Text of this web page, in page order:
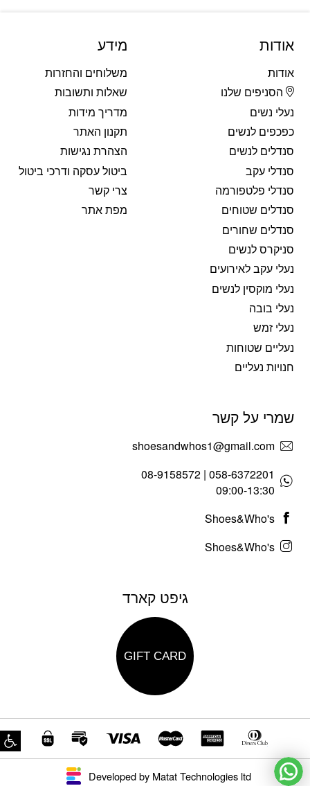
אודות
אודות
הסניפים שלנו
נעלי נשים
כפכפים לנשים
סנדלים לנשים
סנדלי עקב
סנדלי פלטפורמה
סנדלים שטוחים
סנדלים שחורים
סניקרס לנשים
נעלי עקב לאירועים
נעלי מוקסין לנשים
נעלי בובה
נעלי זמש
נעליים שטוחות
חנויות נעליים
מידע
משלוחים והחזרות
שאלות ותשובות
מדריך מידות
תקנון האתר
הצהרת נגישות
ביטול עסקה ודרכי ביטול
צרי קשר
מפת אתר
שמרי על קשר
shoesandwhos1@gmail.com
058-6372201 | 08-9158572
09:00-13:30
Shoes&Who's
Shoes&Who's
גיפט קארד
GIFT CARD
Developed by Matat Technologies ltd